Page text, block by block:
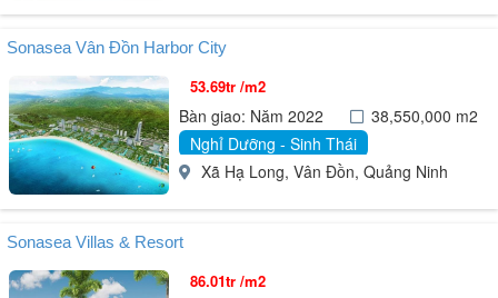
Sonasea Vân Đồn Harbor City
53.69tr /m2
Bàn giao: Năm 2022
38,550,000 m2
Nghỉ Dưỡng - Sinh Thái
Xã Hạ Long, Vân Đồn, Quảng Ninh
Sonasea Villas & Resort
86.01tr /m2